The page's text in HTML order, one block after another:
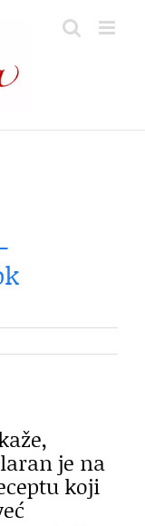
je na
koji